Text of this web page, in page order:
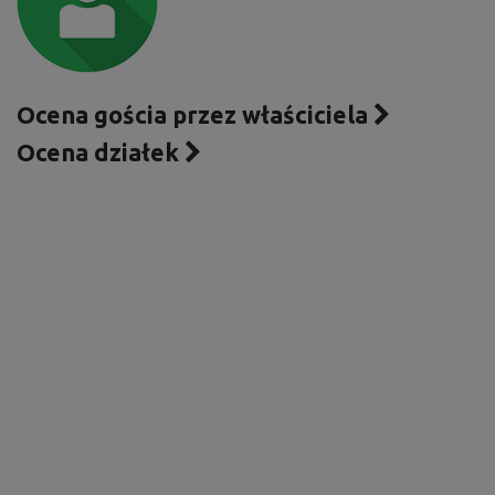
Ocena gościa przez właściciela
Ocena działek